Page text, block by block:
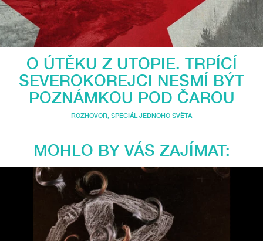
O ÚTĚKU Z UTOPIE. TRPÍCÍ
SEVEROKOREJCI NESMÍ BÝT
POZNÁMKOU POD ČAROU
ROZHOVOR, SPECIÁL JEDNOHO SVĚTA
MOHLO BY VÁS ZAJÍMAT: